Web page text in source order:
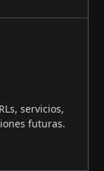
servicios,
futuras.